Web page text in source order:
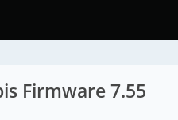
Firmware 7.55